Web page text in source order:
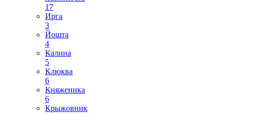
17
Ирга
3
Йошта
4
Калина
5
Клюква
6
Княженика
6
Крыжовник